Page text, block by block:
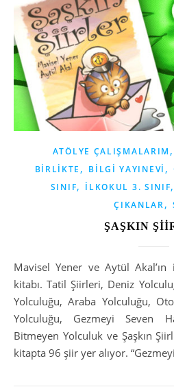
ATÖLYE ÇALIŞMALARIM
BIRLIKTE , BILGI YAYINEVI ,
SINIF, İLKOKUL 3. SINIF,
ÇIKANLAR,
ŞAŞKIN
Mavisel Yener ve Aytül Akal’ın imza attığı ortak bir şiir
kitabı. Tatil Şiirleri, Deniz
Yolculuğu, Araba Yolculuğu,
Yolculuğu, Gezmeyi Seven
Bitmeyen Yolculuk ve Şaşkın
kitapta 96 şiir yer alıyor.